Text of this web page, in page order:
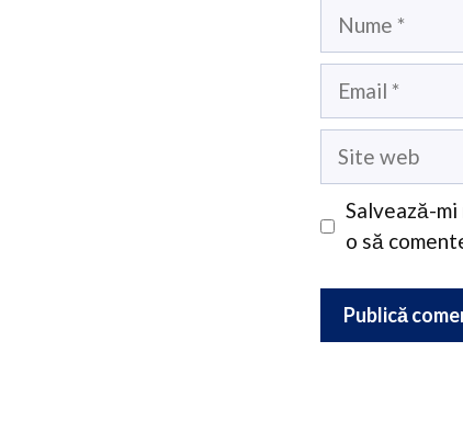
Nume
Email
Site
Salvează-
o să